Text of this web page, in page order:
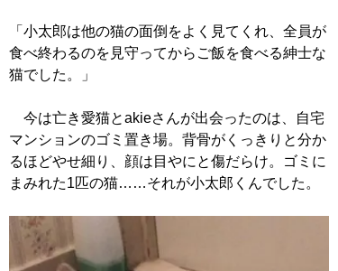
「小太郎は他の猫の面倒をよく見てくれ、全員が
食べ終わるのを見守ってからご飯を食べる紳士な
猫でした。」
今は亡き愛猫とakieさんが出会ったのは、自宅
マンションのゴミ置き場。背骨がくっきりと分か
るほどやせ細り、顔は目やにと傷だらけ。ゴミに
まみれた1匹の猫……それが小太郎くんでした。